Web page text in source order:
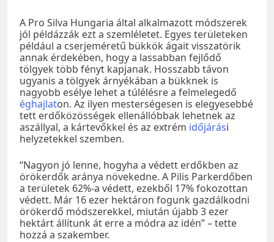
A Pro Silva Hungaria által alkalmazott módszerek
jól példázzák ezt a szemléletet. Egyes területeken
például a cserjeméretű bükkök ágait visszatörik
annak érdekében, hogy a lassabban fejlődő
tölgyek több fényt kapjanak. Hosszabb távon
ugyanis a tölgyek árnyékában a bükknek is
nagyobb esélye lehet a túlélésre a felmelegedő
éghajlaton. Az ilyen mesterségesen is elegyesebbé
tett erdőközösségek ellenállóbbak lehetnek az
aszállyal, a kártevőkkel és az extrém időjárási
helyzetekkel szemben.
“Nagyon jó lenne, hogyha a védett erdőkben az
örökerdők aránya növekedne. A Pilis Parkerdőben
a területek 62%-a védett, ezekből 17% fokozottan
védett. Már 16 ezer hektáron fogunk gazdálkodni
örökerdő módszerekkel, miután újabb 3 ezer
hektárt állítunk át erre a módra az idén” – tette
hozzá a szakember.